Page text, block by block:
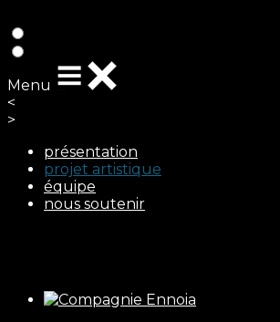
Menu
<
>
présentation
projet artistique
équipe
nous soutenir